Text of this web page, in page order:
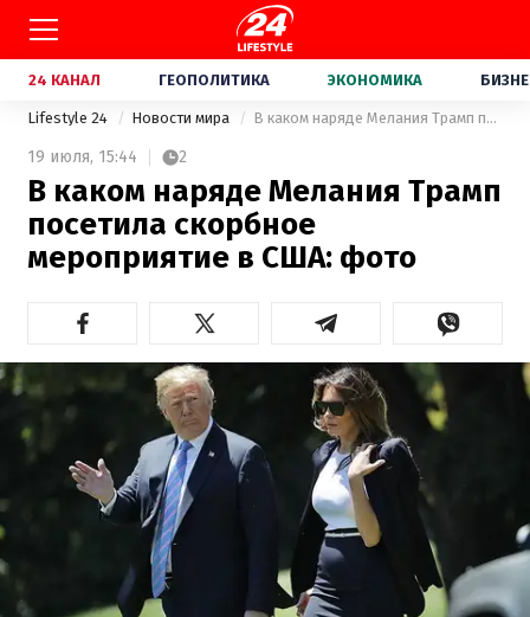
24 КАНАЛ ГЕОПОЛИТИКА ЭКОНОМИКА
Lifestyle 24 Новости мира В каком наряде Мелания Трамп посетила скорбное мероприятие в США: фото
19 июля, 15:44 2
В каком наряде Мелания Трамп
посетила скорбное
мероприятие в США: фото